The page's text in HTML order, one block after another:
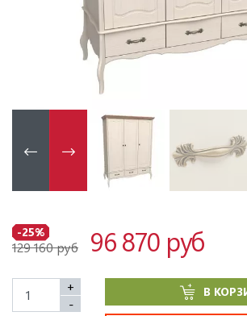
-25%
129 160 руб 96 870 руб
+
-
В